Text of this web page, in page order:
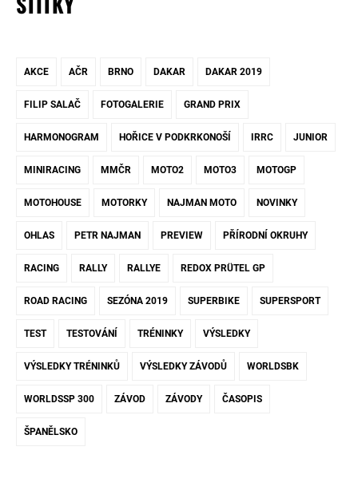
AKCE AČR BRNO DAKAR DAKAR 2019
FILIP SALAČ FOTOGALERIE GRAND PRIX
HARMONOGRAM HOŘICE V PODKRKONOŠÍ IRRC JUNIOR
MINIRACING MMČR MOTO2 MOTO3 MOTOGP
MOTOHOUSE MOTORKY NAJMAN MOTO NOVINKY
OHLAS PETR NAJMAN PREVIEW PŘÍRODNÍ OKRUHY
RACING RALLY RALLYE REDOX PRÜTEL GP
ROAD RACING SEZÓNA 2019 SUPERBIKE SUPERSPORT
TEST TESTOVÁNÍ TRÉNINKY VÝSLEDKY
VÝSLEDKY TRÉNINKŮ VÝSLEDKY ZÁVODŮ WORLDSBK
WORLDSSP 300 ZÁVOD ZÁVODY ČASOPIS
ŠPANĚLSKO